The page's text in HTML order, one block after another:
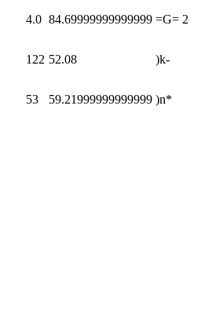
4.0 84.69999999999999 =G= 2
122 52.08 )k-
53 59.21999999999999 )n*